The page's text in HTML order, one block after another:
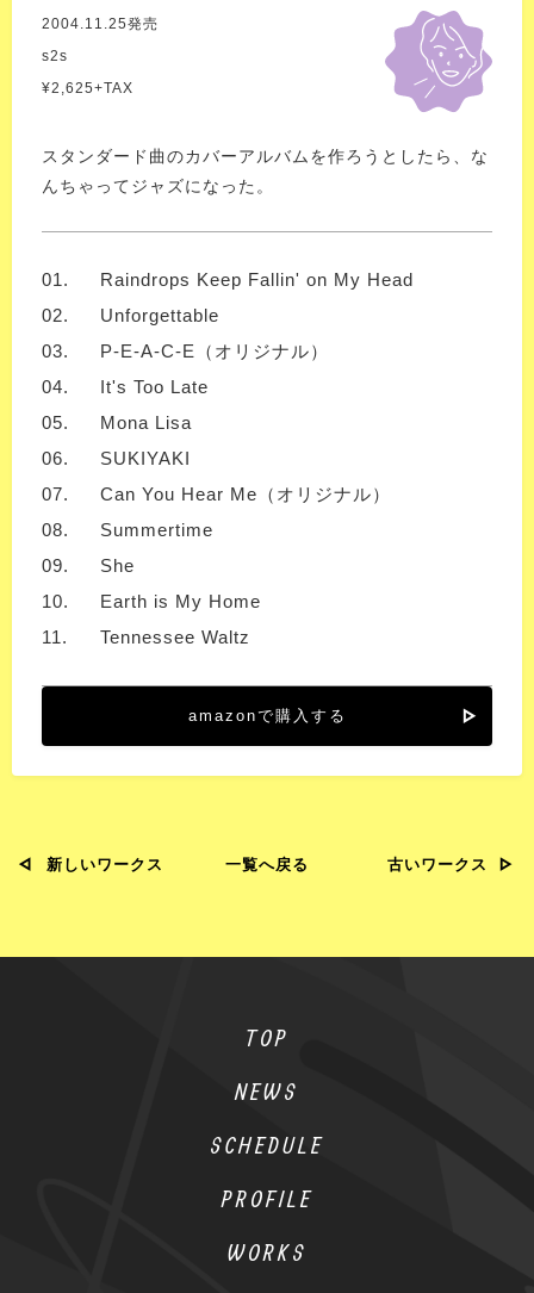
2004.11.25発売
s2s
¥2,625+TAX
スタンダード曲のカバーアルバムを作ろうとしたら、な
んちゃってジャズになった。
01.
Raindrops Keep Fallin' on My Head
02.
Unforgettable
03.
P-E-A-C-E（オリジナル）
04.
It's Too Late
05.
Mona Lisa
06.
SUKIYAKI
07.
Can You Hear Me（オリジナル）
08.
Summertime
09.
She
10.
Earth is My Home
11.
Tennessee Waltz
amazonで購入する
新しいワークス 一覧へ戻る 古いワークス
TOP
NEWS
SCHEDULE
PROFILE
WORKS